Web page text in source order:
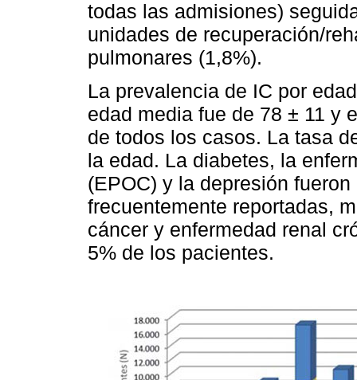
todas las admisiones)
unidades de recuperación/
pulmonares (1,8%).
La prevalencia de IC por
edad media fue de 78 ± 11 y
de todos los casos. La tasa
la edad. La diabetes, la
(EPOC) y la depresión
frecuentemente reportadas,
cáncer y enfermedad renal
5% de los pacientes.